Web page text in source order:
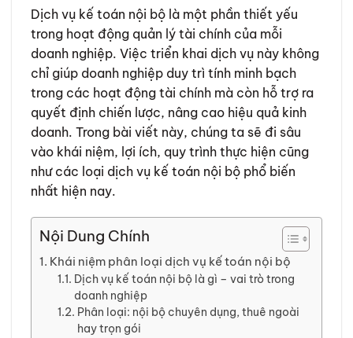
Dịch vụ kế toán nội bộ là một phần thiết yếu
trong hoạt động quản lý tài chính của mỗi
doanh nghiệp. Việc triển khai dịch vụ này không
chỉ giúp doanh nghiệp duy trì tính minh bạch
trong các hoạt động tài chính mà còn hỗ trợ ra
quyết định chiến lược, nâng cao hiệu quả kinh
doanh. Trong bài viết này, chúng ta sẽ đi sâu
vào khái niệm, lợi ích, quy trình thực hiện cũng
như các loại dịch vụ kế toán nội bộ phổ biến
nhất hiện nay.
Nội Dung Chính
Khái niệm phân loại dịch vụ kế toán nội bộ
Dịch vụ kế toán nội bộ là gì – vai trò trong
doanh nghiệp
Phân loại: nội bộ chuyên dụng, thuê ngoài
hay trọn gói